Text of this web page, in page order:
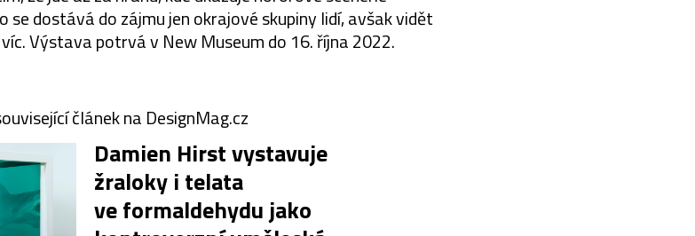
dostává do zájmu jen okrajové skupiny lidí, avšak vidět
Výstava potrvá v New Museum do 16. října 2022.
článek na DesignMag.cz
Damien Hirst vystavuje
žraloky i telata
ve formaldehydu jako